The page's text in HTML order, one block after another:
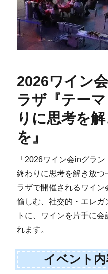
2026ワイン
ラザ『テー
りに思考を
を』
「2026ワイン会inグラ
終わりに思考を解き放
ラザで開催されるワイン
愉しむ、社交的・エレ
トに、ワインを片手に
れます。
イベント